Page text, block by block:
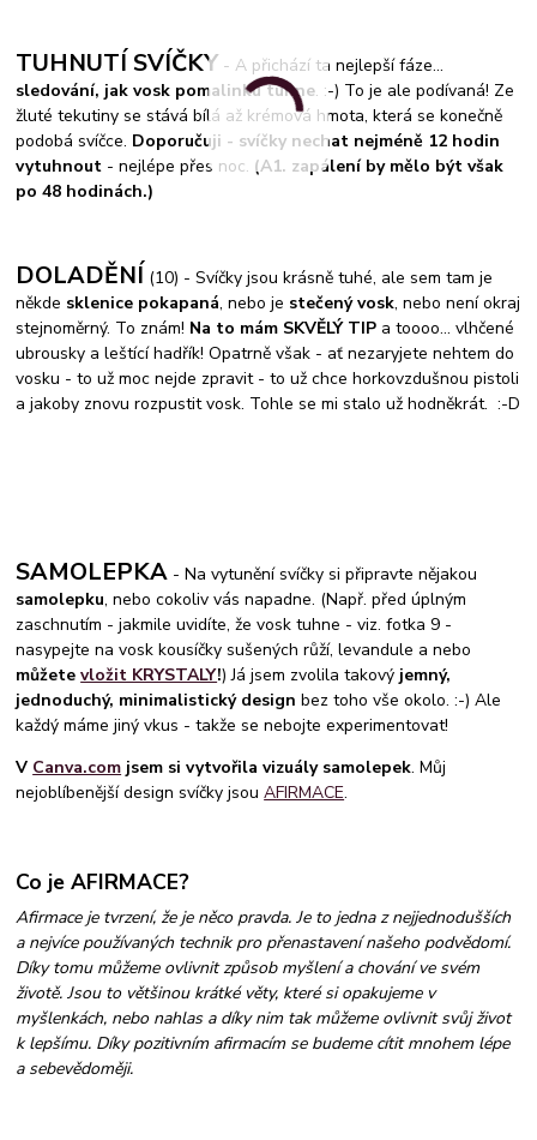
TUHNUTÍ SVÍČKY - A přichází ta nejlepší fáze...
sledování, jak vosk pomalinku tuhne. :-) To je ale podívaná! Ze
žluté tekutiny se stává bílá až krémová hmota, která se konečně
podobá svíčce. Doporučuji - svíčky nechat nejméně 12 hodin
vytuhnout - nejlépe přes noc. (A1. zapálení by mělo být však
po 48 hodinách.)
DOLADĚNÍ (10) - Svíčky jsou krásně tuhé, ale sem tam je
někde sklenice pokapaná, nebo je stečený vosk, nebo není okraj
stejnoměrný. To znám! Na to mám SKVĚLÝ TIP a toooo... vlhčené
ubrousky a leštící hadřík! Opatrně však - ať nezaryjete nehtem do
vosku - to už moc nejde zpravit - to už chce horkovzdušnou pistoli
a jakoby znovu rozpustit vosk. Tohle se mi stalo už hodněkrát. :-D
SAMOLEPKA - Na vytunění svíčky si připravte nějakou
samolepku, nebo cokoliv vás napadne. (Např. před úplným
zaschnutím - jakmile uvidíte, že vosk tuhne - viz. fotka 9 -
nasypejte na vosk kousíčky sušených růží, levandule a nebo
můžetevložit KRYSTALY!) Já jsem zvolila takový jemný,
jednoduchý, minimalistický design bez toho vše okolo. :-) Ale
každý máme jiný vkus - takže se nebojte experimentovat!
V Canva.com jsem si vytvořila vizuály samolepek. Můj
nejoblíbenější design svíčky jsouAFIRMACE.
Co je AFIRMACE?
Afirmace je tvrzení, že je něco pravda. Je to jedna z nejjednodušších
a nejvíce používaných technik pro přenastavení našeho podvědomí.
Díky tomu můžeme ovlivnit způsob myšlení a chování ve svém
životě. Jsou to většinou krátké věty, které si opakujeme v
myšlenkách, nebo nahlas a díky nim tak můžeme ovlivnit svůj život
k lepšímu. Díky pozitivním afirmacím se budeme cítit mnohem lépe
a sebevědoměji.